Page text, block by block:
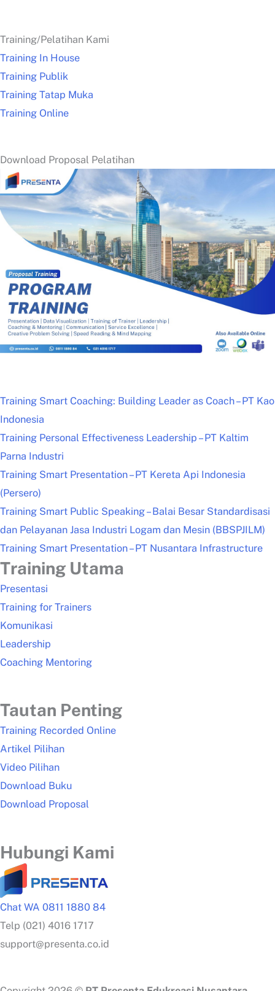
Training/Pelatihan Kami
Training In House
Training Publik
Training Tatap Muka
Training Online
Download Proposal Pelatihan
Training Smart Coaching: Building Leader as Coach – PT Kao
Indonesia
Training Personal Effectiveness Leadership – PT Kaltim
Parna Industri
Training Smart Presentation – PT Kereta Api Indonesia
(Persero)
Training Smart Public Speaking – Balai Besar Standardisasi
dan Pelayanan Jasa Industri Logam dan Mesin (BBSPJILM)
Training Smart Presentation – PT Nusantara Infrastructure
Training Utama
Presentasi
Training for Trainers
Komunikasi
Leadership
Coaching Mentoring
Tautan Penting
Training Recorded Online
Artikel Pilihan
Video Pilihan
Download Buku
Download Proposal
Hubungi Kami
Chat WA 0811 1880 84
Telp (021) 4016 1717
support@presenta.co.id